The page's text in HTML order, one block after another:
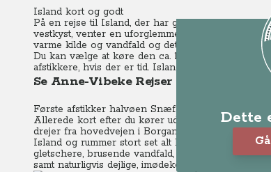
Island kort og godt
På en rejse til Island, der har godt 300.000
vestkyst, venter en uforglemmelig rejse. Stort set
varme kilde og vandfald og det er også netop
Du kan vælge at køre den ca. 1400 km lange
afstikkere, hvis der er tid. Island på en uge er
Se Anne-Vibeke Rejser – Island rundt
Dette
Første afstikker halvøen Snæfellsnes
Allerede kort efter du kører ud af Reykjavik
drejer fra hovedvejen i Borganes 75 km nord for
Island og rummer stort set alt hvad Island kan
gletschere, brusende vandfald, et rigt og varieret
samt naturligvis dejlige, imødekommende mennesker.